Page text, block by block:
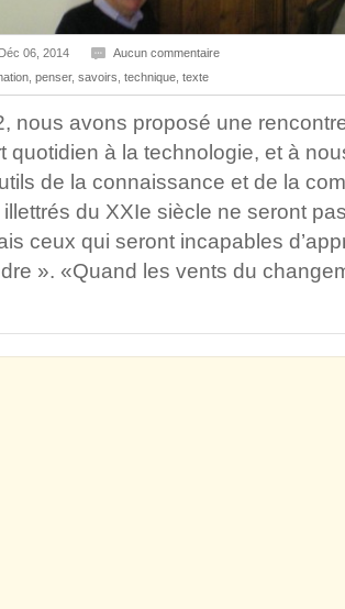
Déc 06, 2014
Aucun commentaire
penser, savoirs technique texte
nous avons proposé une
quotidien à la technologie, et à
de la connaissance et de la
du XXIe siècle ne seront
ceux qui seront incapables
». «Quand les vents du